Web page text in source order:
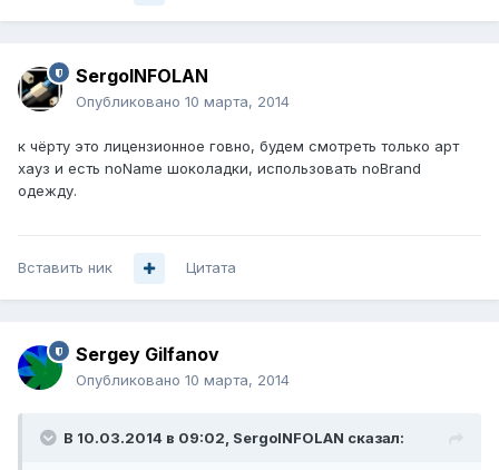
SergoINFOLAN
Опубликовано 10 марта, 2014
к чёрту это лицензионное говно, будем смотреть только арт
хауз и есть noName шоколадки, использовать noBrand
одежду.
Вставить ник Цитата
Sergey Gilfanov
Опубликовано 10 марта, 2014
В 10.03.2014 в 09:02, SergoINFOLAN сказал: